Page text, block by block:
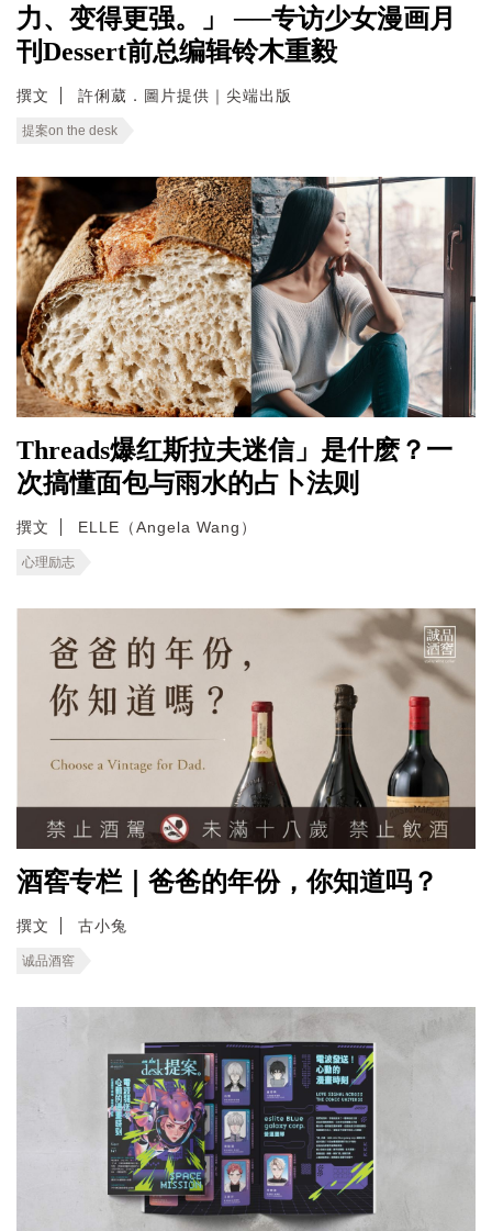
力、变得更强。」 ──专访少女漫画月
刊Dessert前总编辑铃木重毅
撰文 許俐葳．圖片提供｜尖端出版
提案on the desk
Threads爆红斯拉夫迷信」是什麽？一
次搞懂面包与雨水的占卜法则
撰文 ELLE（Angela Wang）
心理励志
酒窖专栏｜爸爸的年份，你知道吗？
撰文 古小兔
诚品酒窖